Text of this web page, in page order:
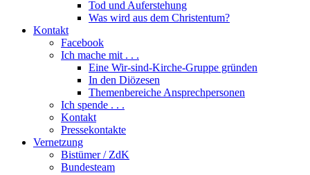
Tod und Auferstehung
Was wird aus dem Christentum?
Kontakt
Facebook
Ich mache mit . . .
Eine Wir-sind-Kirche-Gruppe gründen
In den Diözesen
Themenbereiche Ansprechpersonen
Ich spende . . .
Kontakt
Pressekontakte
Vernetzung
Bistümer / ZdK
Bundesteam